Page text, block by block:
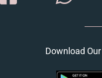
Download